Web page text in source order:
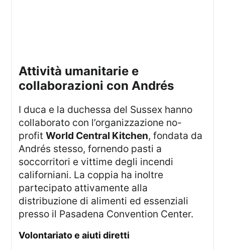
attività umanitarie e
collaborazioni con Andrés
I duca e la duchessa del Sussex hanno
collaborato con l’organizzazione no-
profitWorld Central Kitchen, fondata da
Andrés stesso, fornendo pasti a
soccorritori e vittime degli incendi
californiani. La coppia ha inoltre
partecipato attivamente alla
distribuzione di alimenti ed essenziali
presso il Pasadena Convention Center.
volontariato e aiuti diretti